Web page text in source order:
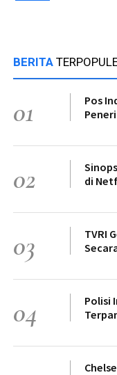
BERITA
01
Pos
02
di
03
TVRI
04
Polisi